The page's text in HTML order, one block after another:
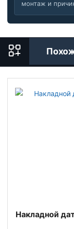
монтаж и
Накладной